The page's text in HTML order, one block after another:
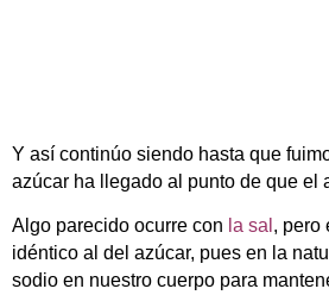
Y así continúo siendo hasta que
azúcar ha llegado al punto de que el
Algo parecido ocurre con la sal , pero
idéntico al del azúcar, pues en la
sodio en nuestro cuerpo para